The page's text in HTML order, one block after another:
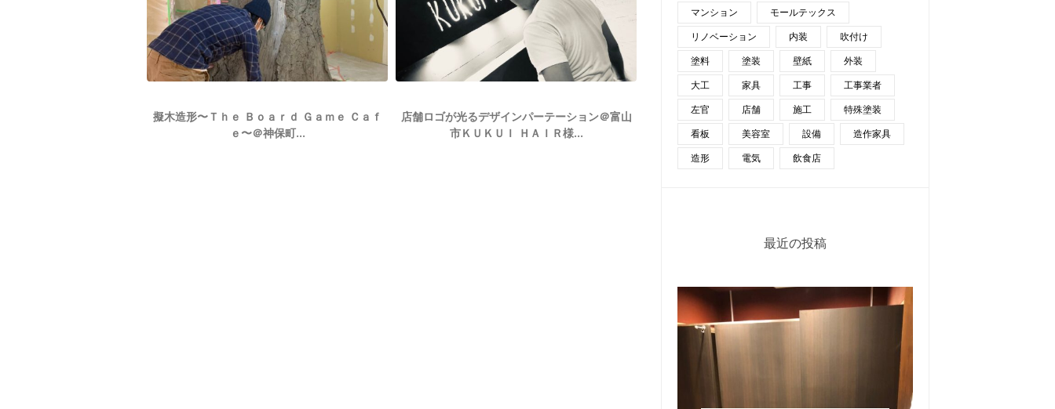
擬木造形〜Ｔｈｅ Ｂｏａｒｄ Ｇａｍｅ Ｃａｆ
ｅ〜＠神保町...
店舗ロゴが光るデザインパーテーション＠富山
市ＫＵＫＵＩ ＨＡＩＲ様...
マンション モールテックス
リノベーション 内装 吹付け
塗料 塗装 壁紙 外装
大工 家具 工事 工事業者
左官 店舗 施工 特殊塗装
看板 美容室 設備 造作家具
造形 電気 飲食店
最近の投稿